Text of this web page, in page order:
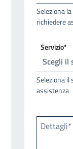
Seleziona
richiedere
Servizio*
Seleziona il
assistenza
Dettagli*